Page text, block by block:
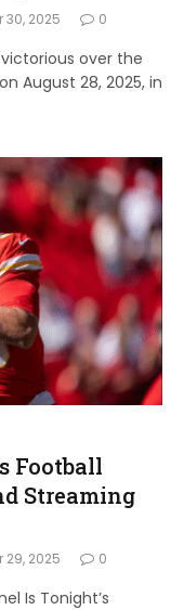
30, 2025 0
over the
August 28, 2025, in
Football
Streaming
29, 2025 0
Is Tonight’s